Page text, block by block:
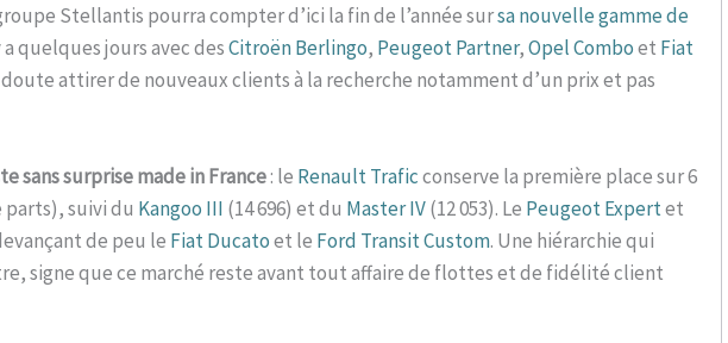
Stellantis pourra compter d’ici la fin de l’année sursa nouvelle gamme de
quelques jours avec desCitroën Berlingo, Peugeot Partner,Opel Comboet Fiat
doute attirer de nouveaux clients à la recherche notamment d’un prix et pas
sans surprise made in France: le Renault Traficconserve la première place sur 6
parts), suivi du Kangoo III (14 696) et du Master IV(12 053). Le Peugeot Expertet
de peu le Fiat Ducatoet le Ford Transit Custom. Une hiérarchie qui
signe que ce marché reste avant tout affaire de flottes et de fidélité client